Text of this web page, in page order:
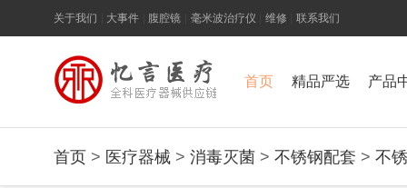
关于我们 大事件 腹腔镜 毫米波治疗仪 维修 联系我们
首页 精品严选 产品
首页 > 医疗器械 > 消毒灭菌 > 不锈钢配套 > 不